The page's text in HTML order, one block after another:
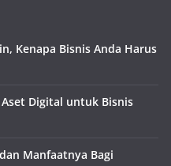
Kenapa Bisnis Anda Harus
Aset Digital untuk Bisnis
Manfaatnya Bagi